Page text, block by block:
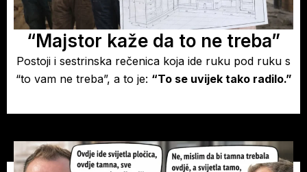
“Majstor kaže da to ne treba”
Postoji i sestrinska rečenica koja ide ruku pod ruku s
“to vam ne treba”, a to je: “To se uvijek tako radilo.”